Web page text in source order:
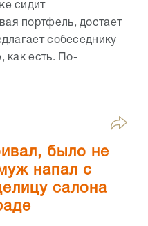
сидит
портфель, достает
собеседнику
как есть. По-
было не
напал с
салона